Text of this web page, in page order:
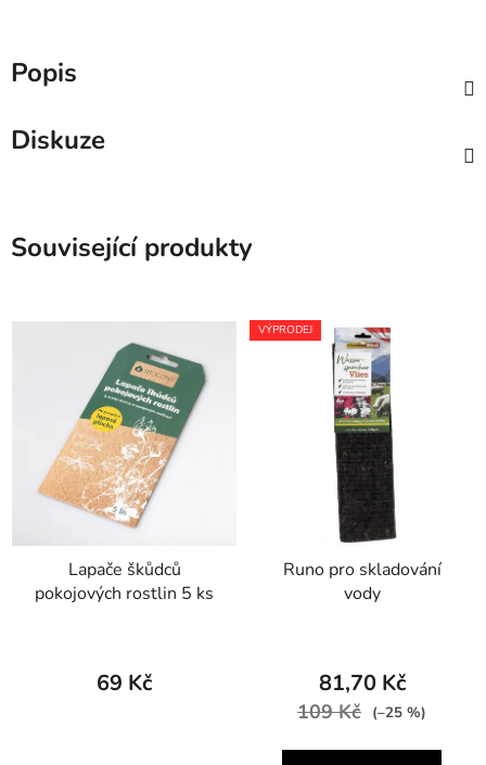
Popis
Diskuze
Související produkty
Lapače škůdců
pokojových rostlin 5 ks
69 Kč
VÝPRODEJ
Runo pro skladování
vody
81,70 Kč
109 Kč (–25 %)